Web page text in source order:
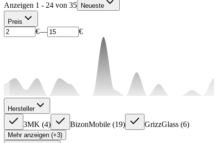
Anzeigen 1 - 24 von 35 Neueste
Preis
€— €
Hersteller
3MK (4) BizonMobile (19) GrizzGlass (6)
Mehr anzeigen (+3)